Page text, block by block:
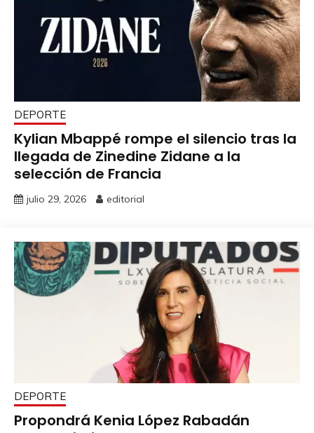
DEPORTE
Kylian Mbappé rompe el silencio tras la
llegada de Zinedine Zidane a la
selección de Francia
julio 29, 2026 editorial
DEPORTE
Propondrá Kenia López Rabadán